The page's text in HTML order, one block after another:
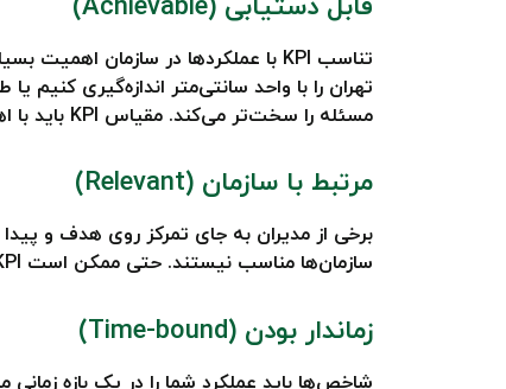
قابل دستیابی (Achievable)
تهران را با واحد سانتی‌متر اندازه‌گیری
مسئله را سخت‌تر می‌کند. مقیاس KPI باید با اهداف سازمان شما هماهنگ باشد.
مرتبط با سازمان (Relevant)
برخی از مدیران به جای تمرکز روی هدف
سازمان‌ها مناسب نیستند. حتی ممکن است KPIهای دو سازمان در حوزه کاری مشابه هم مشترک نباشد؛ زیرا اهداف و استراتژی‌های سازمانی که دارند، متفاوت است.
زماندار بودن (Time-bound)
شاخص‌ها باید عملکرد شما را در یک بازه